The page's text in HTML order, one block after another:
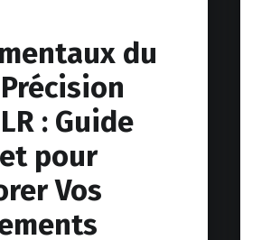
du
: Guide
pour
Vos